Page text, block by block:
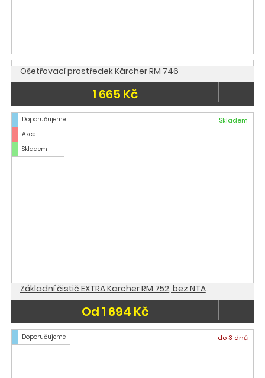
Ošetřovací prostředek Kärcher RM 746
1 665 Kč
Doporučujeme
Akce
Skladem
Skladem
Základní čistič EXTRA Kärcher RM 752, bez NTA
Od 1 694 Kč
Doporučujeme do 3 dnů